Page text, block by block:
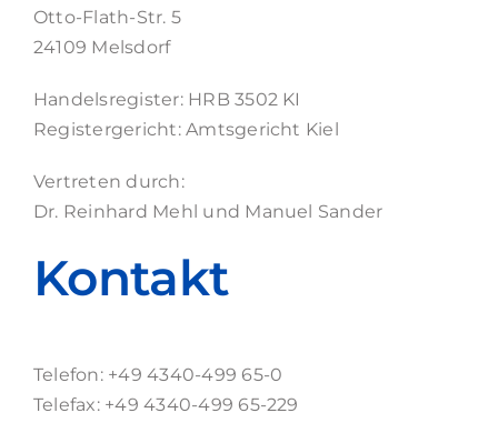
Otto-Flath-Str. 5
24109 Melsdorf
Handelsregister: HRB 3502 KI
Registergericht: Amtsgericht Kiel
Vertreten durch:
Dr. Reinhard Mehl und Manuel Sander
Kontakt
Telefon: +49 4340-499 65-0
Telefax: +49 4340-499 65-229